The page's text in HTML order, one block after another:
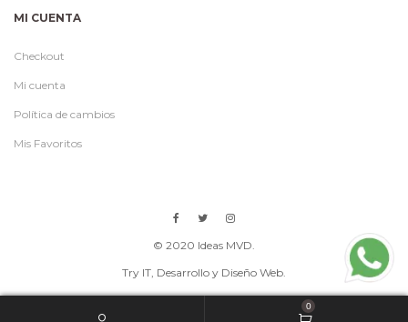
MI CUENTA
Checkout
Mi cuenta
Política de cambios
Mis Favoritos
© 2020 Ideas MVD.
Try IT, Desarrollo y Diseño Web.
0